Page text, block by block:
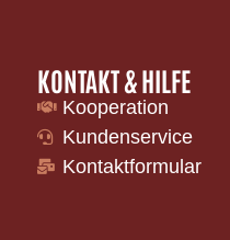
KONTAKT & HILFE
Kooperation
Kundenservice
Kontaktformular